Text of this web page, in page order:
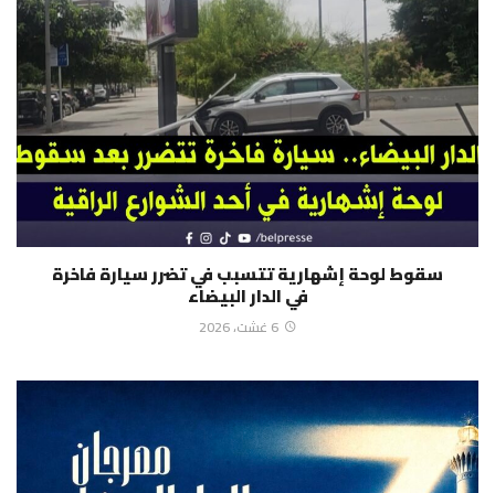
سقوط لوحة إشهارية تتسبب في تضرر سيارة فاخرة
في الدار البيضاء
6 غشت، 2026